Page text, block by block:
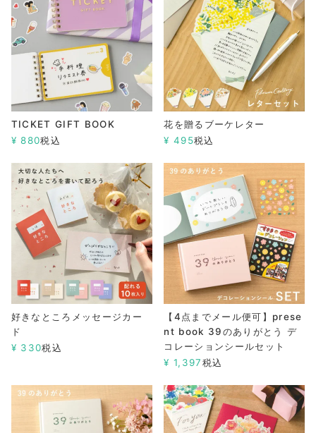
TICKET GIFT BOOK
¥ 880税込
花を贈るブーケレター
¥ 495税込
好きなところメッセージカー
ド
¥ 330税込
【4点までメール便可】prese
nt book 39のありがとう デ
コレーションシールセット
¥ 1,397税込